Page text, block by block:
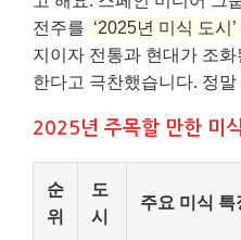
전주를 ‘2025년 미식 도시’
지이자 전통과 현대가 조
한다고 극찬했습니다. 정
2025년 주목할 만한 미
순
위
도
시
주요 미식 특